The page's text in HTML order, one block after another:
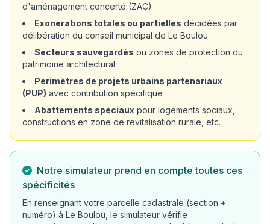
d'aménagement concerté (ZAC)
Exonérations totales ou partielles décidées par
délibération du conseil municipal de Le Boulou
Secteurs sauvegardés ou zones de protection du
patrimoine architectural
Périmètres de projets urbains partenariaux
(PUP) avec contribution spécifique
Abattements spéciaux pour logements sociaux,
constructions en zone de revitalisation rurale, etc.
Notre simulateur prend en compte toutes ces
spécificités
En renseignant votre parcelle cadastrale (section +
numéro) à Le Boulou, le simulateur vérifie